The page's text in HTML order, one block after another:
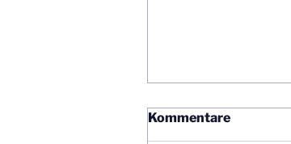
Kommentare